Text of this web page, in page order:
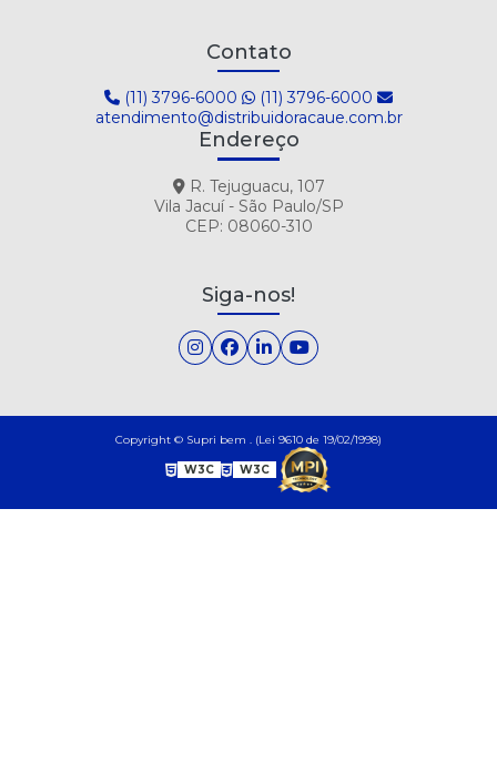
Contato
(11) 3796-6000
(11) 3796-6000
atendimento@distribuidoracaue.com.br
Endereço
R. Tejuguacu, 107
Vila Jacuí - São Paulo/SP
CEP: 08060-310
Siga-nos!
Copyright © Supri bem . (Lei 9610 de 19/02/1998)
W3C W3C